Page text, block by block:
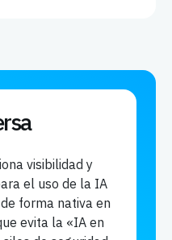
visibilidad y
el uso de la IA
forma nativa en
evita la «IA en